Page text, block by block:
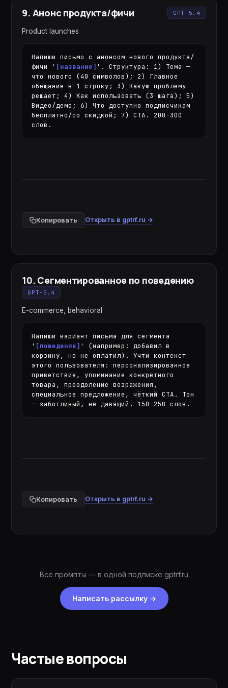
9. Анонс продукта/фичи GPT-5.4
Product launches
Напиши письмо с анонсом нового продукта/
фичи ' [название] '. Структура: 1) Тема —
что нового (40 символов); 2) Главное
обещание в 1 строку; 3) Какую проблему
решает; 4) Как использовать (3 шага); 5)
Видео/демо; 6) Что доступно подписчикам
бесплатно/со скидкой; 7) CTA. 200-300
слов.
Копировать Открыть в gptrf.ru →
10. Сегментированное по поведению
GPT-5.4
E-commerce, behavioral
Напиши вариант письма для сегмента
' [поведение] ' (например: добавил в
корзину, но не оплатил). Учти контекст
этого пользователя: персонализированное
приветствие, упоминание конкретного
товара, преодоление возражения,
специальное предложение, чёткий CTA. Тон
— заботливый, не давящий. 150-250 слов.
Копировать Открыть в gptrf.ru →
Все промпты — в одной подписке gptrf.ru
Написать рассылку→
Частые вопросы